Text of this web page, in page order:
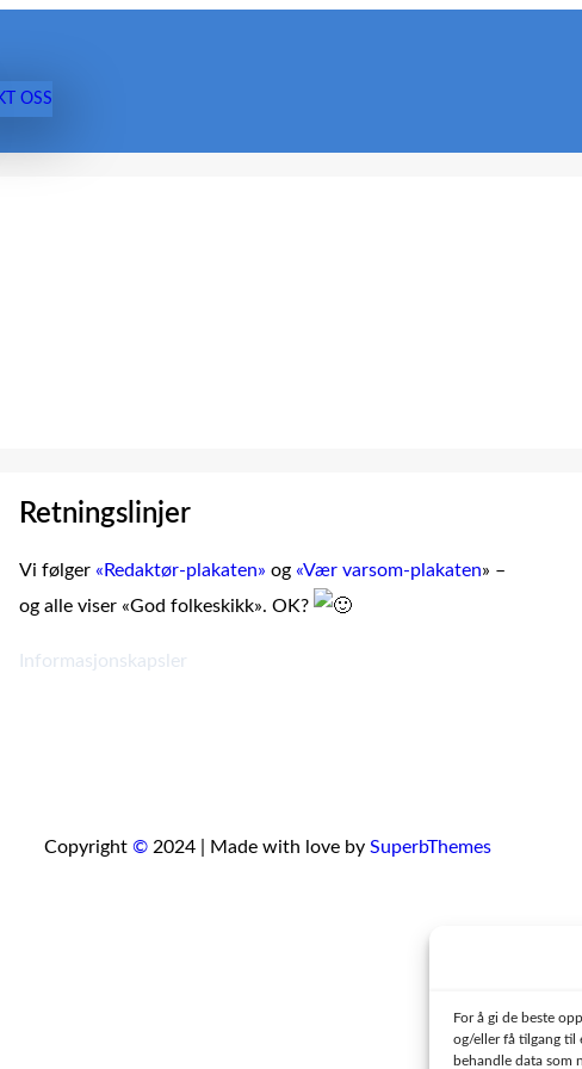
For å gi de beste
og/eller få tilgang til
behandle data som
OSS
Retningslinjer
Vi følger «Redaktør-plakaten» og «Vær varsom-plakaten» –
og alle viser «God folkeskikk». OK?
Informasjonskapsler
Copyright ©2024 | Made with love by SuperbThemes